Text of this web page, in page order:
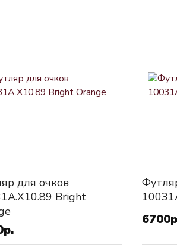
для очков
Bright